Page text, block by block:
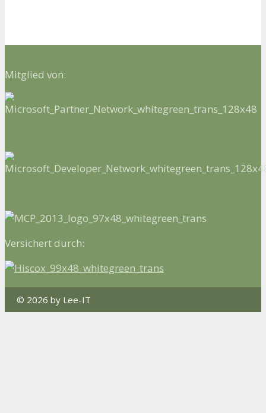
Mitglied von:
Versichert durch:
© 2026 by Lee-IT